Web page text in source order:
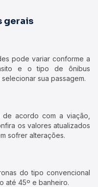
gerais
pode variar conforme a
e o tipo de ônibus
sua passagem.
de acordo com a viação,
os valores atualizados
sofrer alterações.
do tipo convencional
até 45º e banheiro.